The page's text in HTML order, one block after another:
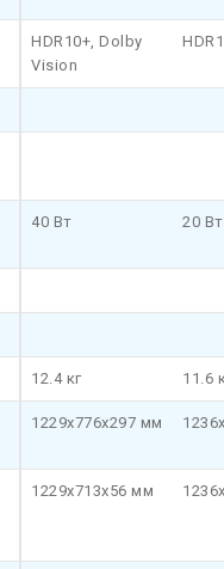
HDR10+, Dolby
Vision
40 Вт 20 Вт
12.4 кг 11.6
1229x776x297 мм
1229x713x56 мм